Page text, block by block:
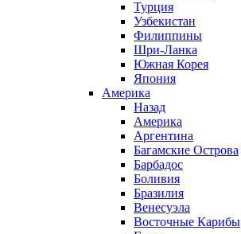
Турция
Узбекистан
Филиппины
Шри-Ланка
Южная Корея
Япония
Америка
Назад
Америка
Аргентина
Багамские Острова
Барбадос
Боливия
Бразилия
Венесуэла
Восточные Карибы